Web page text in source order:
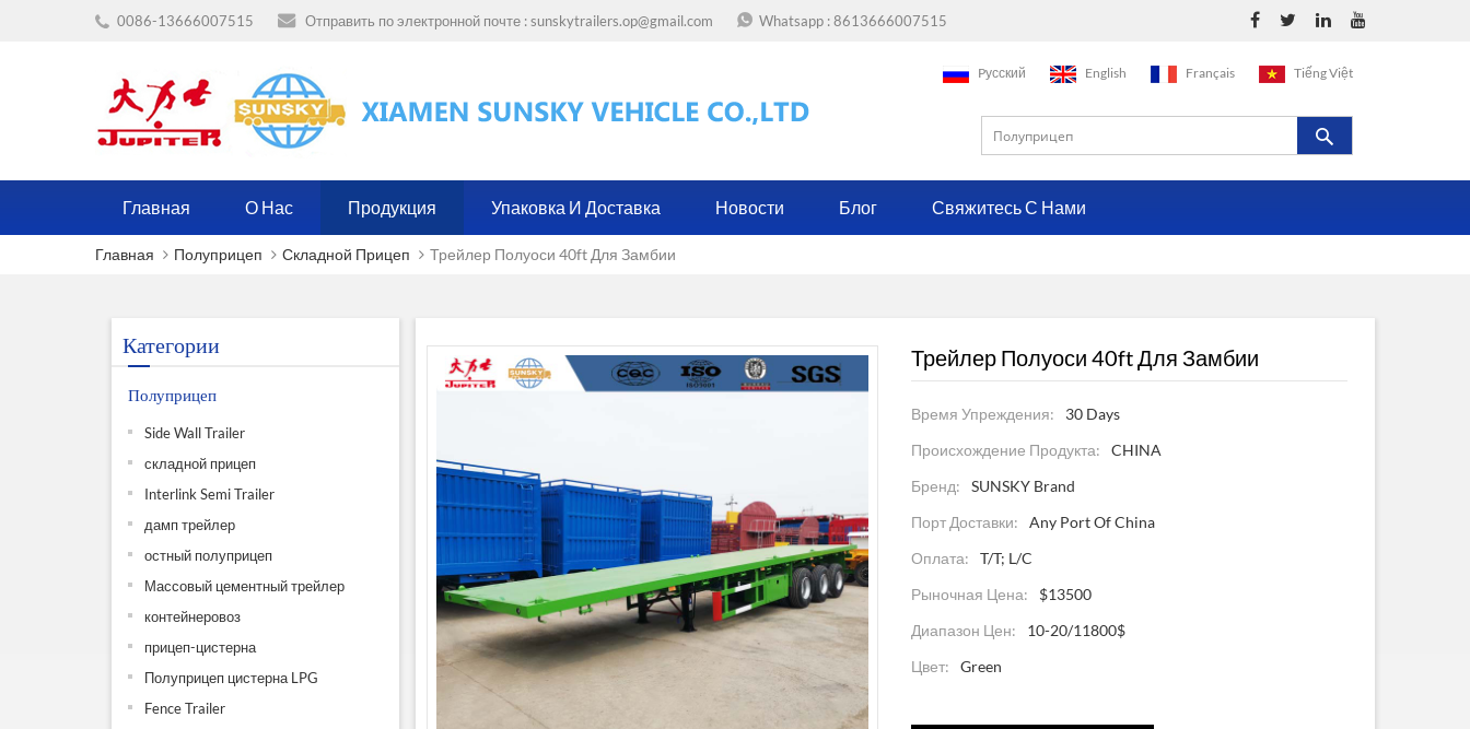
0086-13666007515 Отправить по электронной почте :sunskytrailers.op@gmail.com Whatsapp :8613666007515
Pусский English Français Tiếng Việt
Главная О Нас Продукция Упаковка И Доставка Новости Блог Свяжитесь С Нами
Главная Полуприцеп Складной Прицеп Трейлер Полуоси 40ft Для Замбии
Категории
Полуприцеп
Side Wall Trailer
складной прицеп
Interlink Semi Trailer
дамп трейлер
остный полуприцеп
Массовый цементный трейлер
контейнеровоз
прицеп-цистерна
Полуприцеп цистерна LPG
Fence Trailer
Трейлер Полуоси 40ft Для Замбии
Время Упреждения:
30 Days
Происхождение Продукта:
CHINA
Бренд:
SUNSKY Brand
Порт Доставки:
Any Port Of China
Оплата:
T/T; L/C
Рыночная Цена:
$13500
Диапазон Цен:
10-20/11800$
Цвет:
Green